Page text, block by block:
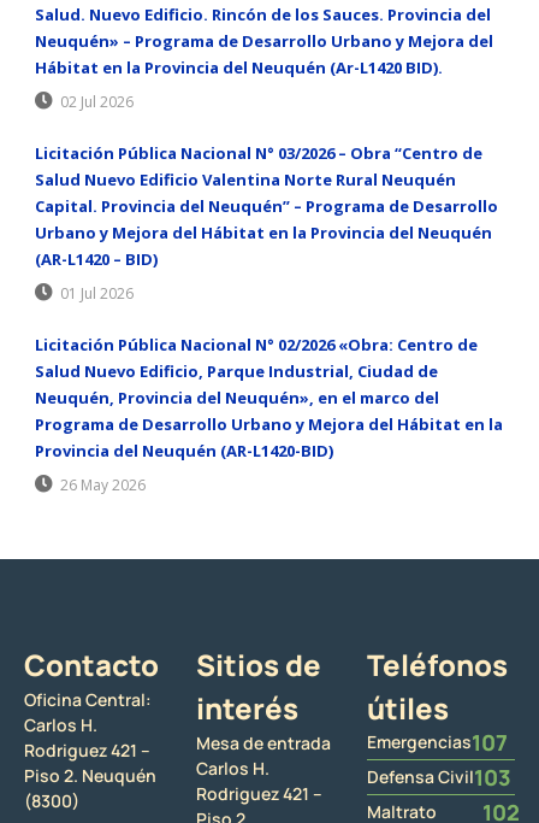
Salud. Nuevo Edificio. Rincón de los Sauces. Provincia del
Neuquén» – Programa de Desarrollo Urbano y Mejora del
Hábitat en la Provincia del Neuquén (Ar-L1420 BID).
02 Jul 2026
Licitación Pública Nacional N° 03/2026 – Obra “Centro de
Salud Nuevo Edificio Valentina Norte Rural Neuquén
Capital. Provincia del Neuquén” – Programa de Desarrollo
Urbano y Mejora del Hábitat en la Provincia del Neuquén
(AR-L1420 – BID)
01 Jul 2026
Licitación Pública Nacional N° 02/2026 «Obra: Centro de
Salud Nuevo Edificio, Parque Industrial, Ciudad de
Neuquén, Provincia del Neuquén», en el marco del
Programa de Desarrollo Urbano y Mejora del Hábitat en la
Provincia del Neuquén (AR-L1420-BID)
26 May 2026
Contacto
Oficina Central:
Carlos H.
Rodriguez 421 –
Piso 2. Neuquén
(8300)
Sitios de
interés
Mesa de entrada
Carlos H.
Rodriguez 421 –
Teléfonos
útiles
Emergencias107
Defensa Civil103
Maltrato
102